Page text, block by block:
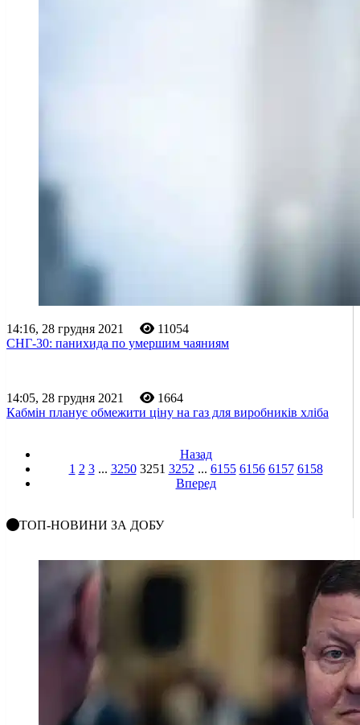
14:16, 28 грудня 2021
11054
СНГ-30: панихида по умершим чаяниям
14:05, 28 грудня 2021
1664
Кабмін планує обмежити ціну на газ для виробників хліба
Назад
1 2 3 ... 3250 3251 3252 ... 6155 6156 6157 6158
Вперед
ТОП-НОВИНИ ЗА ДОБУ